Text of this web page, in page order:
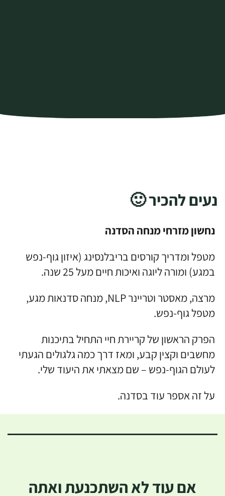
נעים להכיר 🙂
נחשון מזרחי מנחה הסדנה
מטפל ומדריך קורסים בריבלנסינג (איזון גוף-נפש
במגע) ומורה ליוגה ואיכות חיים מעל 25 שנה.
מרצה, מאסטר וטריינר NLP, מנחה סדנאות מגע,
מטפל גוף-נפש.
הפרק הראשון של קריירת חיי התחיל בתיכנות
מחשבים וקצין קבע, ומאז דרך כמה גלגולים הגעתי
לעולם הגוף-נפש – שם מצאתי את היעוד שלי.
על זה אספר עוד בסדנה.
אם עוד לא השתכנעת ואתה